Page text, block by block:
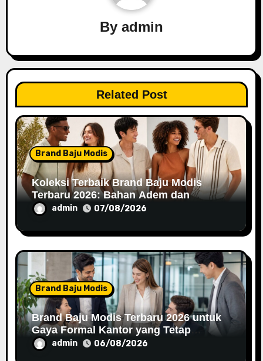
a
t
i
o
n
By admin
Related Post
Brand Baju Modis
Koleksi Terbaik Brand Baju Modis
Terbaru 2026: Bahan Adem dan
Nyaman Dipakai
admin 07/08/2026
Brand Baju Modis
Brand Baju Modis Terbaru 2026 untuk
Gaya Formal Kantor yang Tetap
Fashionable
admin 06/08/2026